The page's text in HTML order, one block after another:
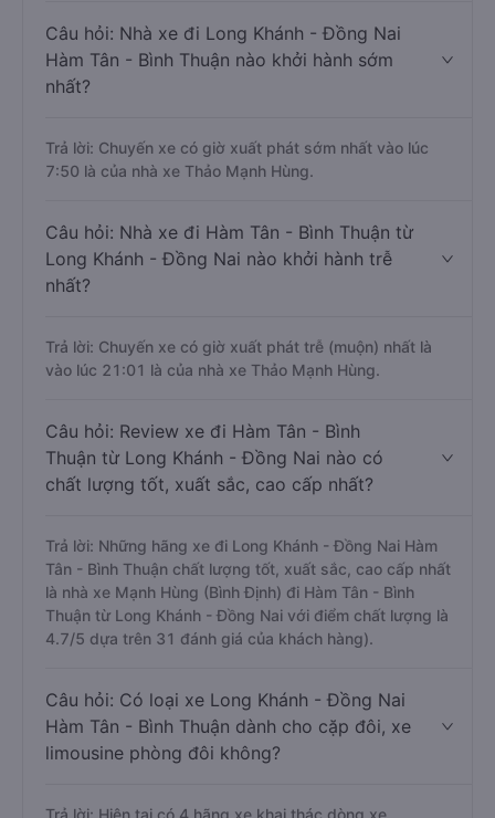
Trả lời: Trung bình mỗi ngày có khoảng 27 chuyến xe
bắt đầu từ 7:50 đến 21:01.
Hàm Tân - Bình Thuận nào khởi hành sớm
nhất?
Trả lời: Chuyến xe có giờ xuất phát sớm nhất vào lúc
7:50 là của nhà xe Thảo Mạnh Hùng.
Long Khánh - Đồng Nai nào khởi hành trễ
nhất?
Trả lời: Chuyến xe có giờ xuất phát trễ (muộn) nhất là
vào lúc 21:01 là của nhà xe Thảo Mạnh Hùng.
Thuận từ Long Khánh - Đồng Nai nào có
chất lượng tốt, xuất sắc, cao cấp nhất?
Trả lời: Những hãng xe đi Long Khánh - Đồng Nai Hàm
Tân - Bình Thuận chất lượng tốt, xuất sắc, cao cấp nhất
Thuận từ Long Khánh - Đồng Nai với điểm chất lượng là
4.7/5 dựa trên 31 đánh giá của khách hàng).
Hàm Tân - Bình Thuận dành cho cặp đôi, xe